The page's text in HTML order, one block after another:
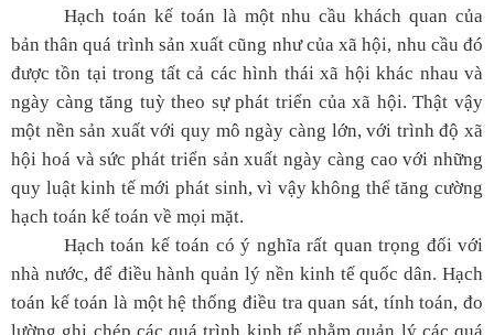
Hạch toán kế toán là một nhu cầu khách quan của
bản thân quá trình sản xuất cũng như của xã hội, nhu cầu đó
được tồn tại trong tất cả các hình thái xã hội khác nhau và
ngày càng tăng tuỳ theo sự phát triển của xã hội. Thật vậy
một nền sản xuất với quy mô ngày càng lớn, với trình độ xã
hội hoá và sức phát triển sản xuất ngày càng cao với những
quy luật kinh tế mới phát sinh, vì vậy không thể tăng cường
hạch toán kế toán về mọi mặt.
Hạch toán kế toán có ý nghĩa rất quan trọng đối với
nhà nước, để điều hành quản lý nền kinh tế quốc dân. Hạch
toán kế toán là một hệ thống điều tra quan sát, tính toán, đo